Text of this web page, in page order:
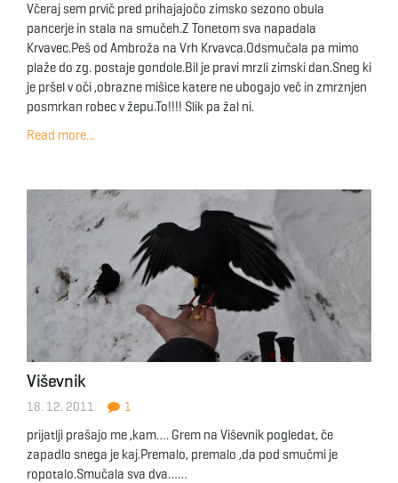
a
n
Včeraj sem prvič pred prihajajočo zimsko sezono obula
pancerje in stala na smučeh.Z Tonetom sva napadala
Krvavec.Peš od Ambroža na Vrh Krvavca.Odsmučala pa mimo
plaže do zg. postaje gondole.Bil je pravi mrzli zimski dan.Sneg ki
je pršel v oči ,obrazne mišice katere ne ubogajo več in zmrznjen
posmrkan robec v žepu.To!!!! Slik pa žal ni.
Read more...
Viševnik
18. 12. 2011 1
prijatlji prašajo me ,kam…. Grem na Viševnik pogledat, če
zapadlo snega je kaj.Premalo, premalo ,da pod smučmi je
ropotalo.Smučala sva dva……